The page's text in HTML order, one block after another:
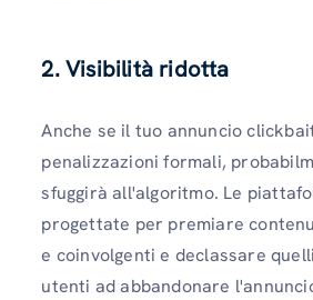
2.Visibilità ridotta
Anche se il tuo annuncio
penalizzazioni formali,
sfuggirà all'algoritmo. Le
progettate per premiare
e coinvolgenti e declassare
utenti ad abbandonare